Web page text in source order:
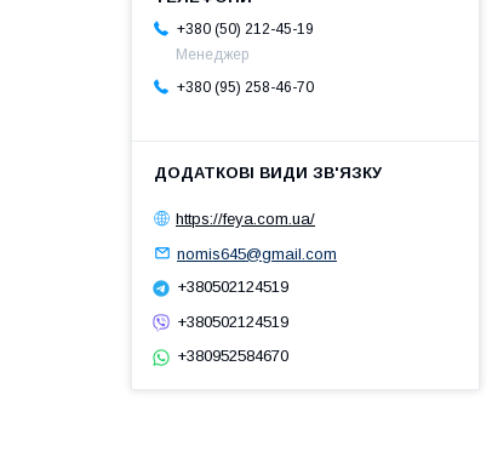
+380 (50) 212-45-19
Менеджер
+380 (95) 258-46-70
https://feya.com.ua/
nomis645@gmail.com
+380502124519
+380502124519
+380952584670